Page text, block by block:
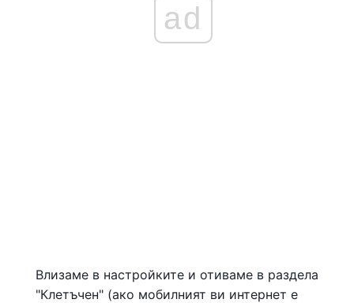
ad
Влизаме в настройките и отиваме в раздела
"Клетъчен" (ако мобилният ви интернет е